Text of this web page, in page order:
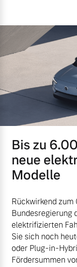
Bis zu
neue
Modelle
Rückwirkend
Bundesregierung
elektrifizierten
Sie sich noch
oder Plug-in-
Fördersummen